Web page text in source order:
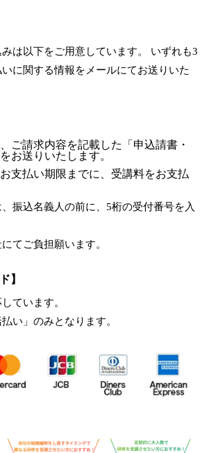
は以下をご用意しています。 いずれも3
に関する情報をメールにてお送りいた
ご請求内容を記載した「申込請書・
お送りいたします。
支払い期限までに、受講料をお支払
振込名義人の前に、5桁の受付番号を入
てご負担願います。
】
ています。
い」のみとなります。